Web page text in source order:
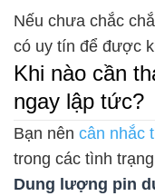
Nếu chưa chắc
có uy tín để được
Khi nào cần
ngay lập tức?
Bạn nên cân nhắc
trong các tình
Dung lượng pin